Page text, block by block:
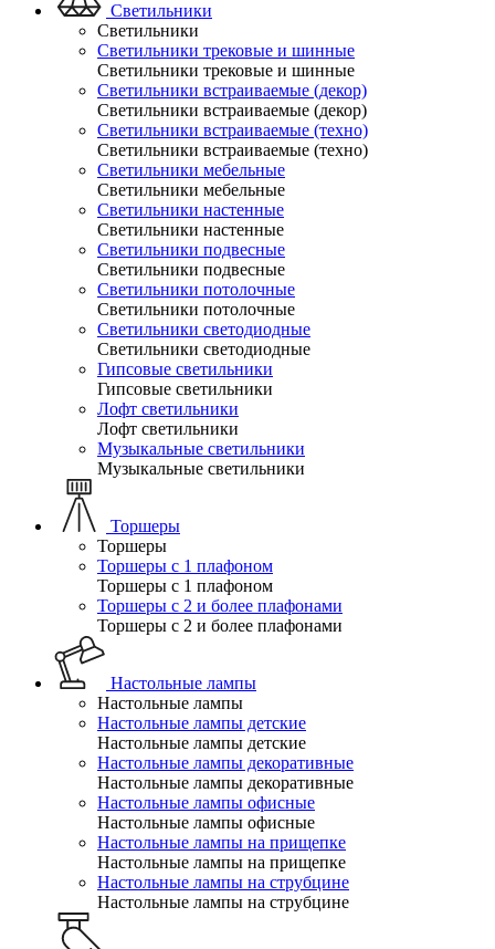
Светильники
Светильники
Светильники трековые и шинные
Светильники трековые и шинные
Светильники встраиваемые (декор)
Светильники встраиваемые (декор)
Светильники встраиваемые (техно)
Светильники встраиваемые (техно)
Светильники мебельные
Светильники мебельные
Светильники настенные
Светильники настенные
Светильники подвесные
Светильники подвесные
Светильники потолочные
Светильники потолочные
Светильники светодиодные
Светильники светодиодные
Гипсовые светильники
Гипсовые светильники
Лофт светильники
Лофт светильники
Музыкальные светильники
Музыкальные светильники
Торшеры
Торшеры
Торшеры с 1 плафоном
Торшеры с 1 плафоном
Торшеры с 2 и более плафонами
Торшеры с 2 и более плафонами
Настольные лампы
Настольные лампы
Настольные лампы детские
Настольные лампы детские
Настольные лампы декоративные
Настольные лампы декоративные
Настольные лампы офисные
Настольные лампы офисные
Настольные лампы на прищепке
Настольные лампы на прищепке
Настольные лампы на струбцине
Настольные лампы на струбцине